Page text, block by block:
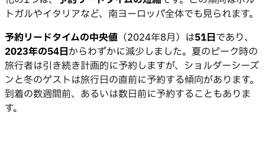
トガルやイタリアなど、南ヨーロッパ全体でも見られます。
予約リードタイムの中央値 （2024年8月）は51日であり、
2023年の54日からわずかに減少しました。夏のピーク時の
旅行者は引き続き計画的に予約しますが、ショルダーシーズ
ンと冬のゲストは旅行日の直前に予約する傾向があります。
到着の数週間前、あるいは数日前に予約することもありま
す。